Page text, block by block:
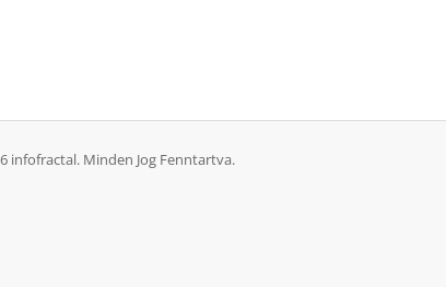
infofractal. Minden Jog Fenntartva.